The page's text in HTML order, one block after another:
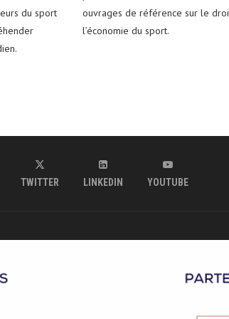
du sport
ouvrages de référence sur le
l’économie du sport.
TWITTER LINKEDIN YOUTUBE